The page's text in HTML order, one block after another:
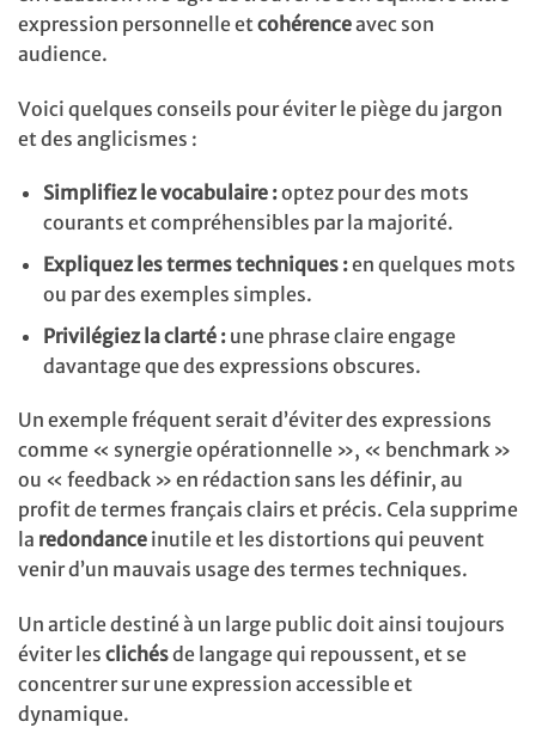
expression personnelle et cohérenceavec son
audience.
Voici quelques conseils pour éviter le piège du jargon
et des anglicismes :
Simplifiez le vocabulaire :optez pour des mots
courants et compréhensibles par la majorité.
Expliquez les termes techniques :en quelques mots
ou par des exemples simples.
Privilégiez la clarté :une phrase claire engage
davantage que des expressions obscures.
Un exemple fréquent serait d’éviter des expressions
comme « synergie opérationnelle », « benchmark »
ou « feedback » en rédaction sans les définir, au
profit de termes français clairs et précis. Cela supprime
la redondance inutile et les distortions qui peuvent
venir d’un mauvais usage des termes techniques.
Un article destiné à un large public doit ainsi toujours
éviter les clichésde langage qui repoussent, et se
concentrer sur une expression accessible et
dynamique.